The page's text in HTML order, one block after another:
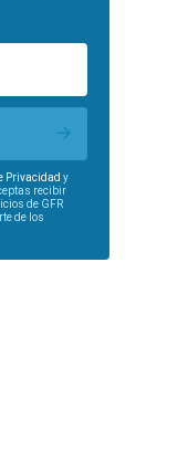
Privacidad y
recibir
de GFR
de los